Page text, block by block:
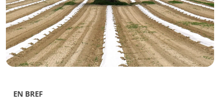
EN BREF